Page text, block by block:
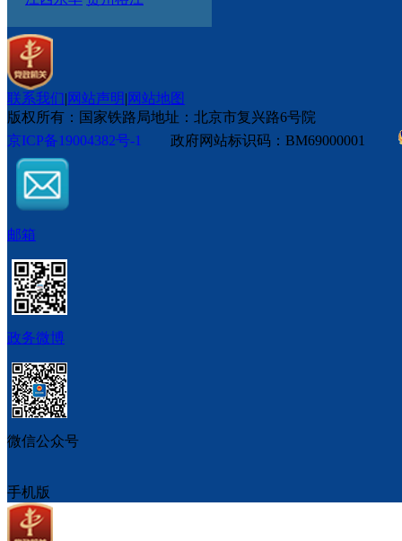
联系我们|网站声明|网站地图
版权所有：国家铁路局地址：北京市复兴路6号院
京ICP备19004382号-1
政府网站标识码：BM69000001
邮箱
政务微博
微信公众号
手机版